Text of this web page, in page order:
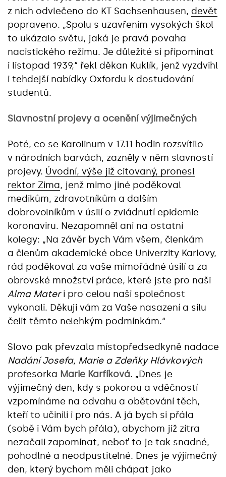
z nich odvlečeno do KT Sachsenhausen, devět
popraveno. „Spolu s uzavřením vysokých škol
to ukázalo světu, jaká je pravá povaha
nacistického režimu. Je důležité si připomínat
i listopad 1939,“ řekl děkan Kuklík, jenž vyzdvihl
i tehdejší nabídky Oxfordu k dostudování
studentů.
Slavnostní projevy a ocenění výjimečných
Poté, co se Karolinum v 17.11 hodin rozsvítilo
v národních barvách, zazněly v něm slavností
projevy. Úvodní, výše již citovaný, pronesl
rektor Zima, jenž mimo jiné poděkoval
medikům, zdravotníkům a dalším
dobrovolníkům v úsilí o zvládnutí epidemie
koronaviru. Nezapomněl ani na ostatní
kolegy: „Na závěr bych Vám všem, členkám
a členům akademické obce Univerzity Karlovy,
rád poděkoval za vaše mimořádné úsilí a za
obrovské množství práce, které jste pro naši
Alma Materi pro celou naši společnost
vykonali. Děkuji vám za Vaše nasazení a sílu
čelit těmto nelehkým podmínkám.“
Slovo pak převzala místopředsedkyně nadace
Nadání Josefa, Marie a Zdeňky Hlávkových
profesorka Marie Karfíková. „Dnes je
výjimečný den, kdy s pokorou a vděčností
vzpomínáme na odvahu a obětování těch,
kteří to učinili i pro nás. A já bych si přála
(sobě i Vám bych přála), abychom již zítra
nezačali zapomínat, neboť to je tak snadné,
pohodlné a neodpustitelné. Dnes je výjimečný
den, který bychom měli chápat jako